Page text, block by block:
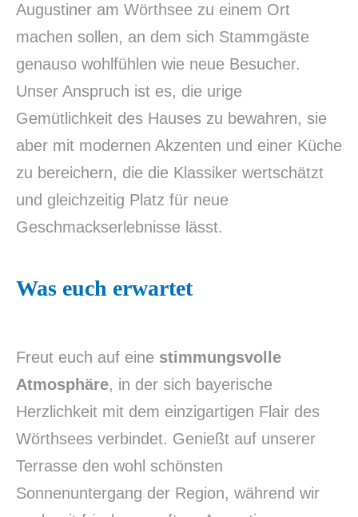
Augustiner am Wörthsee zu einem Ort
machen sollen, an dem sich Stammgäste
genauso wohlfühlen wie neue Besucher.
Unser Anspruch ist es, die urige
Gemütlichkeit des Hauses zu bewahren, sie
aber mit modernen Akzenten und einer Küche
zu bereichern, die die Klassiker wertschätzt
und gleichzeitig Platz für neue
Geschmackserlebnisse lässt.
Was euch erwartet
Freut euch auf eine stimmungsvolle
Atmosphäre, in der sich bayerische
Herzlichkeit mit dem einzigartigen Flair des
Wörthsees verbindet. Genießt auf unserer
Terrasse den wohl schönsten
Sonnenuntergang der Region, während wir